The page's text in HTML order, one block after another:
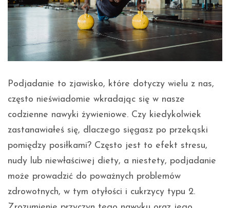
Podjadanie to zjawisko, które dotyczy wielu z nas,
często nieświadomie wkradając się w nasze
codzienne nawyki żywieniowe. Czy kiedykolwiek
zastanawiałeś się, dlaczego sięgasz po przekąski
pomiędzy posiłkami? Często jest to efekt stresu,
nudy lub niewłaściwej diety, a niestety, podjadanie
może prowadzić do poważnych problemów
zdrowotnych, w tym otyłości i cukrzycy typu 2.